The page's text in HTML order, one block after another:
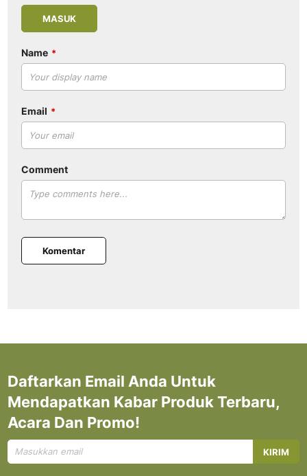
MASUK
Name
Email
Comment
Komentar
Daftarkan Email Anda Untuk
Mendapatkan Kabar Produk Terbaru,
Acara Dan Promo!
Mendaftar
untuk
KIRIM